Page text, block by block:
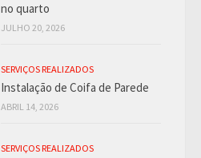
no quarto
JULHO 20, 2026
SERVIÇOS REALIZADOS
Instalação de Coifa de Parede
ABRIL 14, 2026
SERVIÇOS REALIZADOS